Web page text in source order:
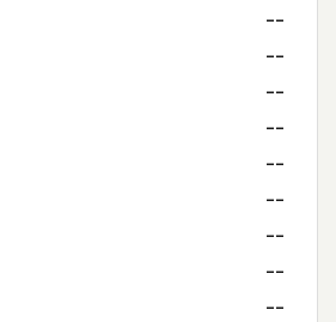
--
--
--
--
--
--
--
--
--